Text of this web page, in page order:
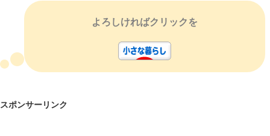
よろしければクリックを
スポンサーリンク